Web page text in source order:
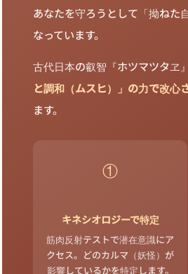
あなたを守ろうとして「拗ねた
なっています。
古代日本の叡智『ホツマツタヱ
と調和（ムスヒ）」の力で改心
ます。
①
キネシオロジーで特定
筋肉反射テストで潜在意識にア
クセス。どのカルマ（妖怪）が
影響しているかを特定します。